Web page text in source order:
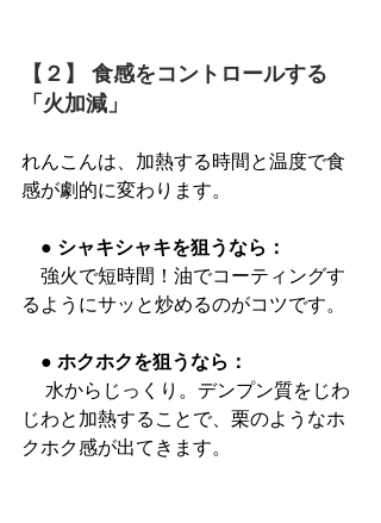
【２】 食感をコントロールする
「火加減」
れんこんは、加熱する時間と温度で食
感が劇的に変わります。
● シャキシャキを狙うなら：
強火で短時間！油でコーティングす
るようにサッと炒めるのがコツです。
● ホクホクを狙うなら：
水からじっくり。デンプン質をじわ
じわと加熱することで、栗のようなホ
クホク感が出てきます。